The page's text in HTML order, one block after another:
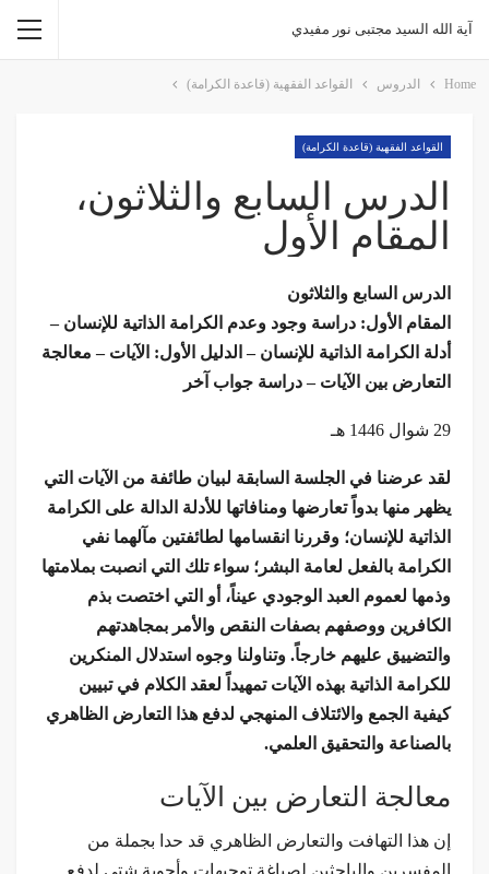
آية الله السيد مجتبى نور مفيدي
Home الدروس القواعد الفقهية (قاعدة الكرامة)
القواعد الفقهية (قاعدة الكرامة)
الدرس السابع والثلاثون،
المقام الأول
الدرس السابع والثلاثون
المقام الأول: دراسة وجود وعدم الكرامة الذاتية للإنسان –
أدلة الكرامة الذاتية للإنسان – الدليل الأول: الآيات – معالجة
التعارض بين الآيات – دراسة جواب آخر
29 شوال 1446 هـ
لقد عرضنا في الجلسة السابقة لبيان طائفة من الآيات التي
يظهر منها بدواً تعارضها ومنافاتها للأدلة الدالة على الكرامة
الذاتية للإنسان؛ وقررنا انقسامها لطائفتين مآلهما نفي
الكرامة بالفعل لعامة البشر؛ سواء تلك التي انصبت بملامتها
وذمها لعموم العبد الوجودي عيناً، أو التي اختصت بذم
الكافرين ووصفهم بصفات النقص والأمر بمجاهدتهم
والتضييق عليهم خارجاً. وتناولنا وجوه استدلال المنكرين
للكرامة الذاتية بهذه الآيات تمهيداً لعقد الكلام في تبيين
كيفية الجمع والائتلاف المنهجي لدفع هذا التعارض الظاهري
بالصناعة والتحقيق العلمي.
معالجة التعارض بين الآيات
إن هذا التهافت والتعارض الظاهري قد حدا بجملة من
المفسرين والباحثين لصياغة توجيهات وأجوبة شتى لدفع